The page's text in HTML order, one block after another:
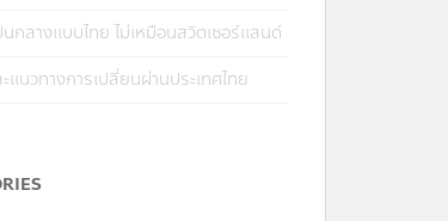
นกลางแบบไทย ไม่เหมือนสวิตเซอร์แลนด์
แนวทางการเปลี่ยนผ่านประเทศไทย